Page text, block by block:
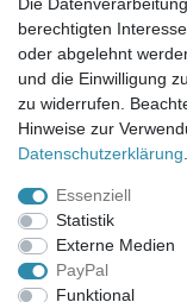
Gottlieb-Daimler-
33334 Gütersloh
Montag - Dienstag:
Donnerstag: 8.00 -
Telefon: (05241)
E-Mail:
berechtigten
oder abgelehnt
und die Einwilligung
zu widerrufen.
Hinweise zur
Daten­schutz­erklärung
Essenziell
Statistik
Externe Medien
PayPal
Funktional